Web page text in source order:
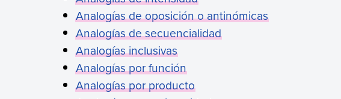
Analogías de oposición o antinómicas
Analogías de secuencialidad
Analogías inclusivas
Analogías por función
Analogías por producto